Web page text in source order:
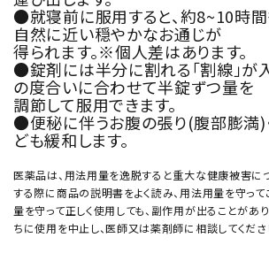
●就寝前に服用すると、約8~10時
自然に近い穏やかなお通じが
得られます。※個人差はあります。
●錠剤には半分に割れる「割線」が
の度合いに合わせて半錠ずつ量を
調節して服用できます。
●便秘に伴うお腹の張り(腹部膨満)
ども緩和します。
医薬品は、用法用量を逸脱すると重大な健康被害に
する際に商品の説明書をよく読み、用法用量を守って
量を守って正しく使用しても、副作用が出ることがあ
ちに使用を中止し、医師又は薬剤師に相談してくださ